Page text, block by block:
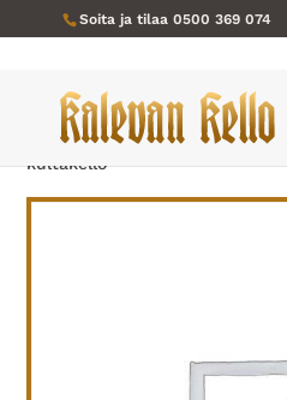
Soita ja tilaa 0500 369 074
Verkkokauppa/Miesten kellot
kultakello